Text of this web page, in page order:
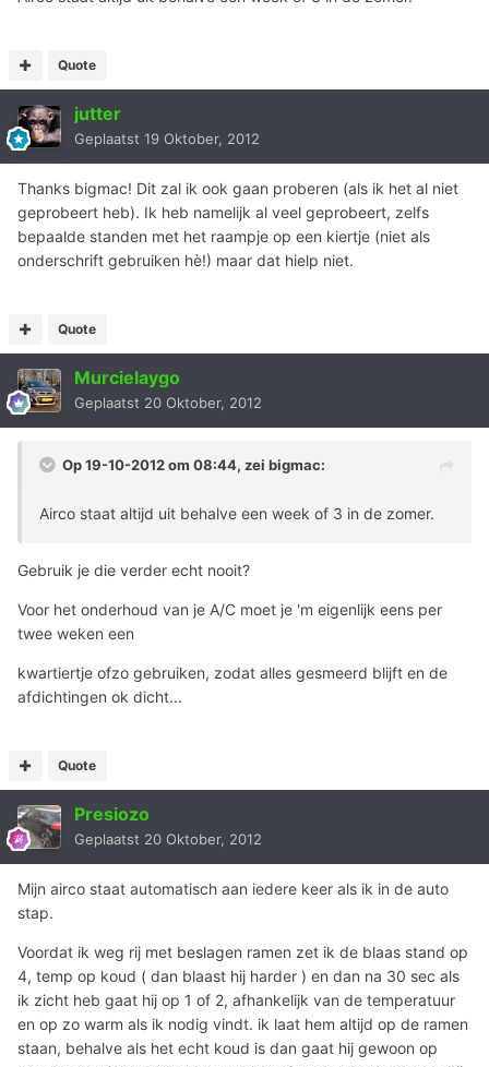
Quote
jutter
Geplaatst 19 Oktober, 2012
Thanks bigmac! Dit zal ik ook gaan proberen (als ik het al niet
geprobeert heb). Ik heb namelijk al veel geprobeert, zelfs
bepaalde standen met het raampje op een kiertje (niet als
onderschrift gebruiken hè!) maar dat hielp niet.
Quote
Murcielaygo
Geplaatst 20 Oktober, 2012
Op 19-10-2012 om 08:44, zei bigmac:
Airco staat altijd uit behalve een week of 3 in de zomer.
Gebruik je die verder echt nooit?
Voor het onderhoud van je A/C moet je 'm eigenlijk eens per
twee weken een
kwartiertje ofzo gebruiken, zodat alles gesmeerd blijft en de
afdichtingen ok dicht...
Quote
Presiozo
Geplaatst 20 Oktober, 2012
Mijn airco staat automatisch aan iedere keer als ik in de auto
stap.
Voordat ik weg rij met beslagen ramen zet ik de blaas stand op
4, temp op koud ( dan blaast hij harder ) en dan na 30 sec als
ik zicht heb gaat hij op 1 of 2, afhankelijk van de temperatuur
en op zo warm als ik nodig vindt. ik laat hem altijd op de ramen
staan, behalve als het echt koud is dan gaat hij gewoon op